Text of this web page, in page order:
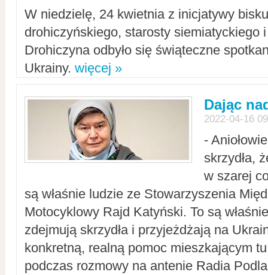
W niedzielę, 24 kwietnia z inicjatywy
drohiczyńskiego, starosty siemiatyckiego
Drohiczyna odbyło się świąteczne
Ukrainy. więcej »
Dając
2022-04-16
-
skrzydła,
w szarej
są właśnie ludzie ze Stowarzyszenia
Motocyklowy Rajd Katyński. To są
zdejmują skrzydła i przyjeżdżają na
konkretną, realną pomoc mieszkającym
podczas rozmowy na antenie Radia